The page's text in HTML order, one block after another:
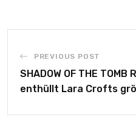
PREVIOUS POST
SHADOW OF THE TOMB
enthüllt Lara Crofts